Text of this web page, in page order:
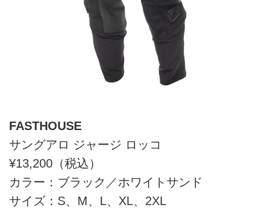
FASTHOUSE
サングアロ ジャージ ロッコ
¥13,200（税込）
カラー：ブラック／ホワイトサンド
サイズ：S、M、L、XL、2XL